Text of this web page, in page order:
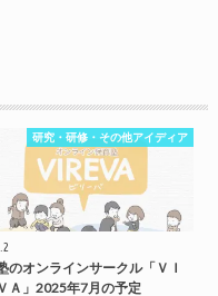
研究・研修・その他アイディア
のオンラインサークル「ＶＩ
Ａ」2025年7月の予定